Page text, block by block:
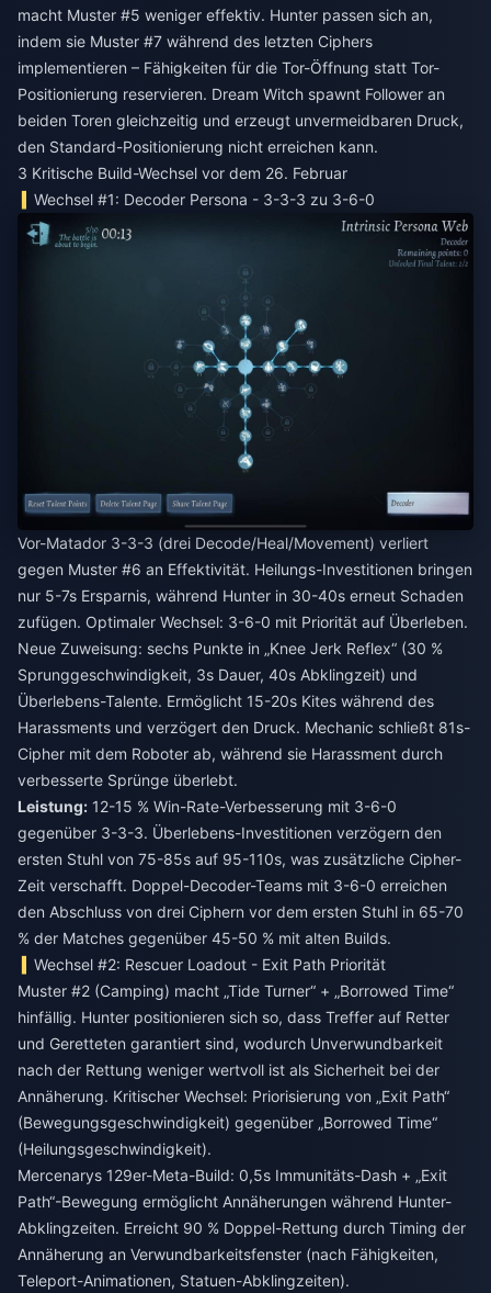
macht Muster #5 weniger effektiv. Hunter passen sich an,
indem sie Muster #7 während des letzten Ciphers
implementieren – Fähigkeiten für die Tor-Öffnung statt Tor-
Positionierung reservieren. Dream Witch spawnt Follower an
beiden Toren gleichzeitig und erzeugt unvermeidbaren Druck,
den Standard-Positionierung nicht erreichen kann.
3 Kritische Build-Wechsel vor dem 26. Februar
Wechsel #1: Decoder Persona - 3-3-3 zu 3-6-0
Vor-Matador 3-3-3 (drei Decode/Heal/Movement) verliert
gegen Muster #6 an Effektivität. Heilungs-Investitionen bringen
nur 5-7s Ersparnis, während Hunter in 30-40s erneut Schaden
zufügen. Optimaler Wechsel: 3-6-0 mit Priorität auf Überleben.
Neue Zuweisung: sechs Punkte in „Knee Jerk Reflex“ (30 %
Sprunggeschwindigkeit, 3s Dauer, 40s Abklingzeit) und
Überlebens-Talente. Ermöglicht 15-20s Kites während des
Harassments und verzögert den Druck. Mechanic schließt 81s-
Cipher mit dem Roboter ab, während sie Harassment durch
verbesserte Sprünge überlebt.
Leistung: 12-15 % Win-Rate-Verbesserung mit 3-6-0
gegenüber 3-3-3. Überlebens-Investitionen verzögern den
ersten Stuhl von 75-85s auf 95-110s, was zusätzliche Cipher-
Zeit verschafft. Doppel-Decoder-Teams mit 3-6-0 erreichen
den Abschluss von drei Ciphern vor dem ersten Stuhl in 65-70
% der Matches gegenüber 45-50 % mit alten Builds.
Wechsel #2: Rescuer Loadout - Exit Path Priorität
Muster #2 (Camping) macht „Tide Turner“ + „Borrowed Time“
hinfällig. Hunter positionieren sich so, dass Treffer auf Retter
und Geretteten garantiert sind, wodurch Unverwundbarkeit
nach der Rettung weniger wertvoll ist als Sicherheit bei der
Annäherung. Kritischer Wechsel: Priorisierung von „Exit Path“
(Bewegungsgeschwindigkeit) gegenüber „Borrowed Time“
(Heilungsgeschwindigkeit).
Mercenarys 129er-Meta-Build: 0,5s Immunitäts-Dash + „Exit
Path“-Bewegung ermöglicht Annäherungen während Hunter-
Abklingzeiten. Erreicht 90 % Doppel-Rettung durch Timing der
Annäherung an Verwundbarkeitsfenster (nach Fähigkeiten,
Teleport-Animationen, Statuen-Abklingzeiten).